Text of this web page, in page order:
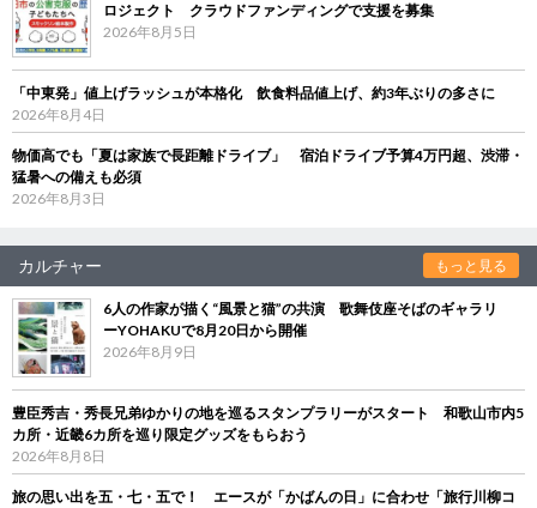
ロジェクト クラウドファンディングで支援を募集
2026年8月5日
「中東発」値上げラッシュが本格化 飲食料品値上げ、約3年ぶりの多さに
2026年8月4日
物価高でも「夏は家族で長距離ドライブ」 宿泊ドライブ予算4万円超、渋滞・
猛暑への備えも必須
2026年8月3日
カルチャー もっと見る
6人の作家が描く“風景と猫”の共演 歌舞伎座そばのギャラリ
ーYOHAKUで8月20日から開催
2026年8月9日
豊臣秀吉・秀長兄弟ゆかりの地を巡るスタンプラリーがスタート 和歌山市内5
カ所・近畿6カ所を巡り限定グッズをもらおう
2026年8月8日
旅の思い出を五・七・五で！ エースが「かばんの日」に合わせ「旅行川柳コ